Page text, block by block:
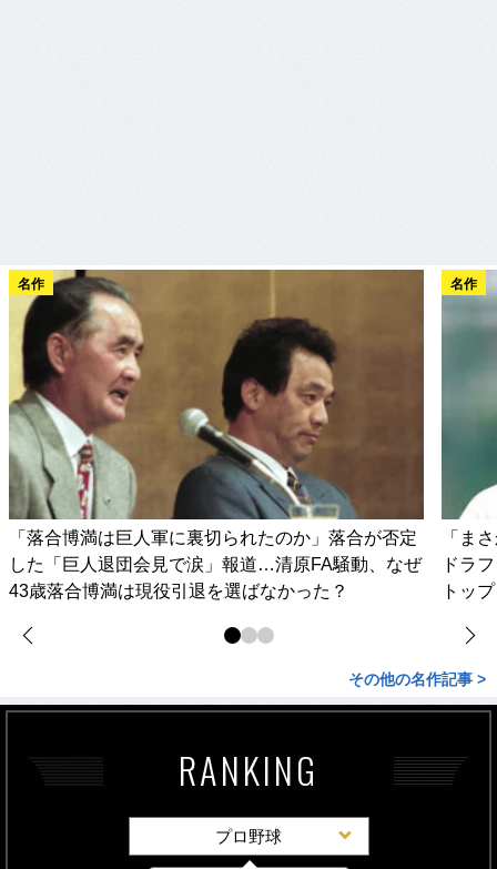
名作
「落合博満は巨人軍に裏切られたのか」落合が否定
した「巨人退団会見で涙」報道…清原FA騒動、なぜ
43歳落合博満は現役引退を選ばなかった？
名作
「ま
ドラ
トッ
その他の名作記事 >
RANKING
プロ野球